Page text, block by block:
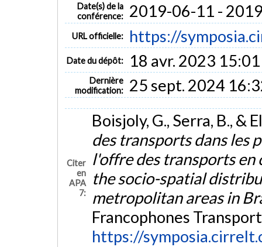
Date(s) de la
conférence:
2019-06-11 -
URL officielle: https://
Date du dépôt: 18 avr. 2023 15:01
Dernière
modification:
25 sept. 2024
Citer
en
APA
7:
Boisjoly, G., Serra, B., &
des transports dans les
l'offre des transports en
the socio-spatial
metropolitan areas in
Francophones
https://